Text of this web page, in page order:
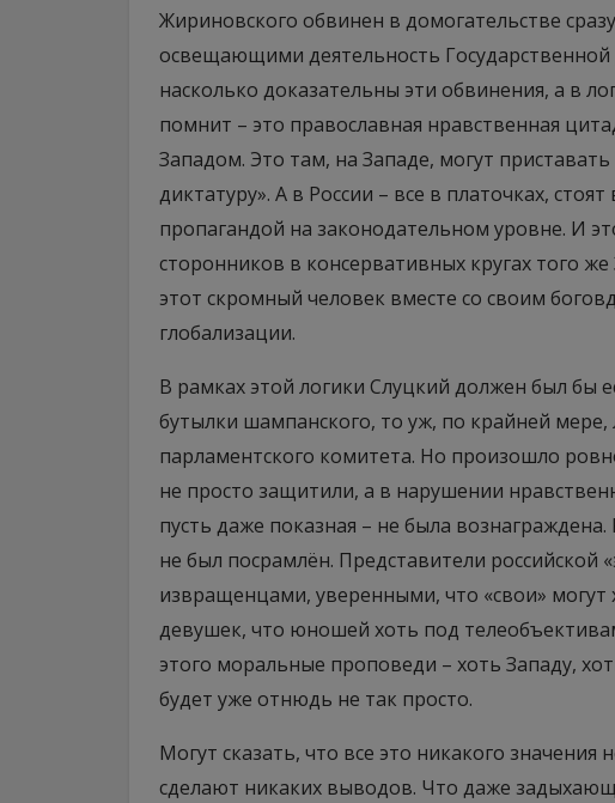
Жириновского обвинен в домогательстве
освещающими деятельность
насколько доказательны эти обвинения, а в
помнит – это православная нравственная
Западом. Это там, на Западе, могут
диктатуру». А в России – все в платочках,
пропагандой на законодательном уровне. И
сторонников в консервативных кругах того
этот скромный человек вместе со своим
глобализации.
В рамках этой логики Слуцкий должен был бы
бутылки шампанского, то уж, по крайней мере,
парламентского комитета. Но произошло
не просто защитили, а в нарушении
пусть даже показная – не была
не был посрамлён. Представители российской
извращенцами, уверенными, что «свои» могут
девушек, что юношей хоть под
этого моральные проповеди – хоть Западу,
будет уже отнюдь не так просто.
Могут сказать, что все это никакого значения
сделают никаких выводов. Что даже